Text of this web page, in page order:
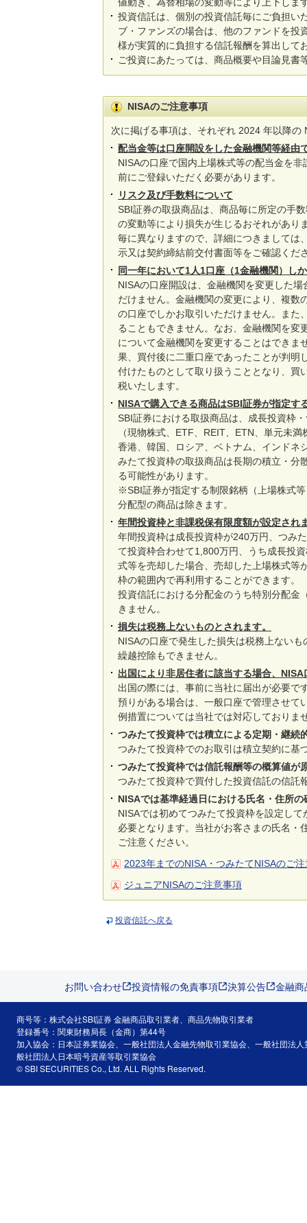
投資信託は、個別の投資信託毎にご負担い
ブ・ファンズの場合は、他のファンドを投
様が実質的に負担する信託報酬を算出して
ご投資にあたっては、商品概要や目論見書
NISAのご注意事項
次に掲げる事項は、それぞれ 2024 年以降
配当金等は口座開設をした金融機関等経由
NISAの口座で国内上場株式等の配当金を
前にご登録いただく必要があります。
リスク及び手数料について
SBI証券の取扱商品は、商品毎に所定の手
の変動等により損失が生じるおそれがあり
毎に異なりますので、詳細につきましては
示又は契約締結前交付書面等をご確認くだ
同一年において1人1口座（1金融機関）し
NISAの口座開設は、金融機関を変更した
だけません。金融機関の変更により、複数
の口座でしかお取引いただけません。また
ることもできません。なお、金融機関を変
について金融機関を変更することはできま
果、買付後に二重口座であったことが判明
付けたものとして取り扱うこととなり、買
税いたします。
NISAで購入できる商品はSBI証券が指定す
SBI証券における取扱商品は、成長投資枠
（現物株式、ETF、REIT、ETN、単元未
香港、韓国、ロシア、ベトナム、インド
みたて投資枠の取扱商品は長期の積立・分
る可能性があります。
※SBI証券が指定する制限銘柄（上場株式
分配型の商品は除きます。
年間投資枠と非課税保有限度額が設定され
年間投資枠は成長投資枠が240万円、つみ
て投資枠合わせて1,800万円、うち成長投
式等を売却した場合、売却した上場株式等
枠の範囲内で再利用することができます。
投資信託における分配金のうち特別分配金
きません。
損失は税務上ないものとされます。
NISAの口座で発生した損失は税務上ない
繰越控除もできません。
出国により非居住者に該当する場合、
出国の際には、事前に当社に届出が必要で
預りがある場合は、一般口座で管理させて
例措置については当社では対応しておりま
つみたて投資枠では積立による定期・継続
つみたて投資枠でのお取引は積立契約に基
つみたて投資枠では信託報酬等の概算値が
つみたて投資枠で買付した投資信託の信託
NISAでは基準経過日における氏名・住所
NISAでは初めてつみたて投資枠を設定し
必要となります。当社がお客さまの氏名・
ご注意ください。
2023年までのNISA・つみたてNISAのご
ジュニアNISAのご注意事項
投資信託へ戻る
お問い合わせ 投資情報の免責事項 決算公告 金融
商号等：株式会社SBI証券 金融商品取引業者、商品先物取引業者
登録番号：関東財務局長（金商）第44号
加入協会：日本証券業協会、一般社団法人金融先物取引業協会、一般社団法
般社団法人日本暗号資産等取引業協会
© SBI SECURITIES Co., Ltd. ALL Rights Reserved.